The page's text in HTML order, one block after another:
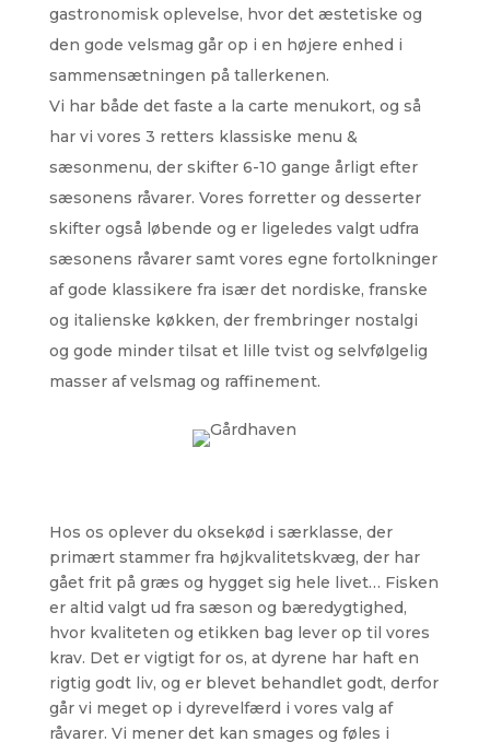
gastronomisk oplevelse, hvor det æstetiske og
den gode velsmag går op i en højere enhed i
sammensætningen på tallerkenen.
Vi har både det faste a la carte menukort, og så
har vi vores 3 retters klassiske menu &
sæsonmenu, der skifter 6-10 gange årligt efter
sæsonens råvarer. Vores forretter og desserter
skifter også løbende og er ligeledes valgt udfra
sæsonens råvarer samt vores egne fortolkninger
af gode klassikere fra især det nordiske, franske
og italienske køkken, der frembringer nostalgi
og gode minder tilsat et lille tvist og selvfølgelig
masser af velsmag og raffinement.
Hos os oplever du oksekød i særklasse, der
primært stammer fra højkvalitetskvæg, der har
gået frit på græs og hygget sig hele livet… Fisken
er altid valgt ud fra sæson og bæredygtighed,
hvor kvaliteten og etikken bag lever op til vores
krav. Det er vigtigt for os, at dyrene har haft en
rigtig godt liv, og er blevet behandlet godt, derfor
går vi meget op i dyrevelfærd i vores valg af
råvarer. Vi mener det kan smages og føles i